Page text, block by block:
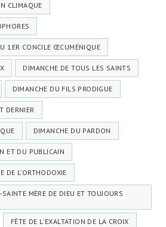
CLIMAQUE
1ER CONCILE ŒCUMÉNIQUE
DIMANCHE DE TOUS LES SAINTS
DIMANCHE DU FILS PRODIGUE
DERNIER
DIMANCHE DU PARDON
ET DU PUBLICAIN
DE L’ORTHODOXIE
MÈRE DE DIEU ET TOUJOURS
FÊTE DE L'EXALTATION DE LA CROIX